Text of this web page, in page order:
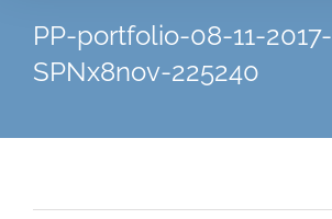
PP-portfolio-08-11-2017-
SPNx8nov-225240